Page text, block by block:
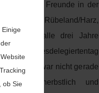
und Freunde in der
in Rübeland/Harz,
um den alle drei Jahre
Landesdelegiertentag
Das Wetter war nicht gerade
es war herbstlich und
Einige
ob Sie